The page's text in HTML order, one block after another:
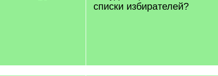
списки избирателей?